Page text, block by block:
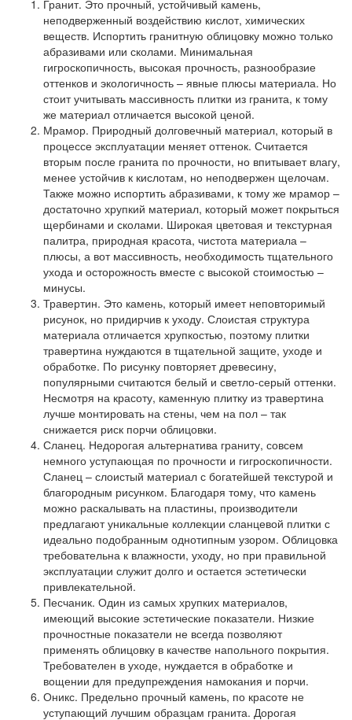
Гранит. Это прочный, устойчивый камень,
неподверженный воздействию кислот, химических
веществ. Испортить гранитную облицовку можно только
абразивами или сколами. Минимальная
гигроскопичность, высокая прочность, разнообразие
оттенков и экологичность – явные плюсы материала. Но
стоит учитывать массивность плитки из гранита, к тому
же материал отличается высокой ценой.
Мрамор. Природный долговечный материал, который в
процессе эксплуатации меняет оттенок. Считается
вторым после гранита по прочности, но впитывает влагу,
менее устойчив к кислотам, но неподвержен щелочам.
Также можно испортить абразивами, к тому же мрамор –
достаточно хрупкий материал, который может покрыться
щербинами и сколами. Широкая цветовая и текстурная
палитра, природная красота, чистота материала –
плюсы, а вот массивность, необходимость тщательного
ухода и осторожность вместе с высокой стоимостью –
минусы.
Травертин. Это камень, который имеет неповторимый
рисунок, но придирчив к уходу. Слоистая структура
материала отличается хрупкостью, поэтому плитки
травертина нуждаются в тщательной защите, уходе и
обработке. По рисунку повторяет древесину,
популярными считаются белый и светло-серый оттенки.
Несмотря на красоту, каменную плитку из травертина
лучше монтировать на стены, чем на пол – так
снижается риск порчи облицовки.
Сланец. Недорогая альтернатива граниту, совсем
немного уступающая по прочности и гигроскопичности.
Сланец – слоистый материал с богатейшей текстурой и
благородным рисунком. Благодаря тому, что камень
можно раскалывать на пластины, производители
предлагают уникальные коллекции сланцевой плитки с
идеально подобранным однотипным узором. Облицовка
требовательна к влажности, уходу, но при правильной
эксплуатации служит долго и остается эстетически
привлекательной.
Песчаник. Один из самых хрупких материалов,
имеющий высокие эстетические показатели. Низкие
прочностные показатели не всегда позволяют
применять облицовку в качестве напольного покрытия.
Требователен в уходе, нуждается в обработке и
вощении для предупреждения намокания и порчи.
Оникс. Предельно прочный камень, по красоте не
уступающий лучшим образцам гранита. Дорогая